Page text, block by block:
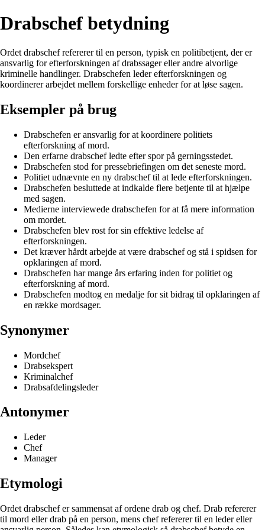
Drabschef betydning
Ordet drabschef refererer til en person, typisk en politibetjent, der er
ansvarlig for efterforskningen af drabssager eller andre alvorlige
kriminelle handlinger. Drabschefen leder efterforskningen og
koordinerer arbejdet mellem forskellige enheder for at løse sagen.
Eksempler på brug
Drabschefen er ansvarlig for at koordinere politiets
efterforskning af mord.
Den erfarne drabschef ledte efter spor på gerningsstedet.
Drabschefen stod for pressebriefingen om det seneste mord.
Politiet udnævnte en ny drabschef til at lede efterforskningen.
Drabschefen besluttede at indkalde flere betjente til at hjælpe
med sagen.
Medierne interviewede drabschefen for at få mere information
om mordet.
Drabschefen blev rost for sin effektive ledelse af
efterforskningen.
Det kræver hårdt arbejde at være drabschef og stå i spidsen for
opklaringen af mord.
Drabschefen har mange års erfaring inden for politiet og
efterforskning af mord.
Drabschefen modtog en medalje for sit bidrag til opklaringen af
en række mordsager.
Synonymer
Mordchef
Drabsekspert
Kriminalchef
Drabsafdelingsleder
Antonymer
Leder
Chef
Manager
Etymologi
Ordet drabschef er sammensat af ordene drab og chef. Drab refererer
til mord eller drab på en person, mens chef refererer til en leder eller